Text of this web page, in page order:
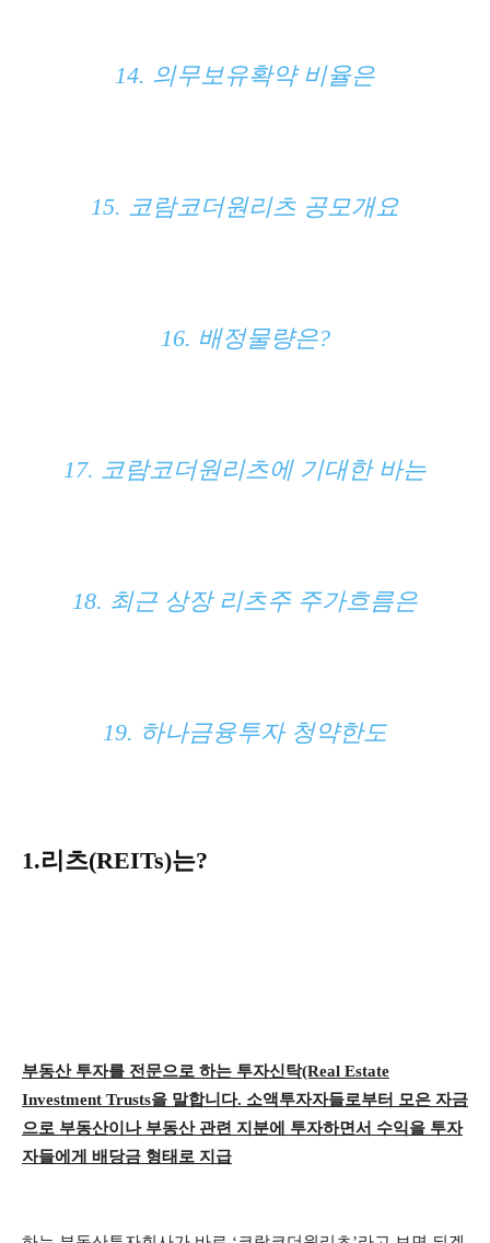
14. 의무보유확약 비율은
15. 코람코더원리츠 공모개요
16. 배정물량은?
17. 코람코더원리츠에 기대한 바는
18. 최근 상장 리츠주 주가흐름은
19. 하나금융투자 청약한도
1.리츠(REITs)는?
부동산 투자를 전문으로 하는 투자신탁(Real Estate
Investment Trusts을 말합니다. 소액투자자들로부터 모은 자금
으로 부동산이나 부동산 관련 지분에 투자하면서 수익을 투자
자들에게 배당금 형태로 지급